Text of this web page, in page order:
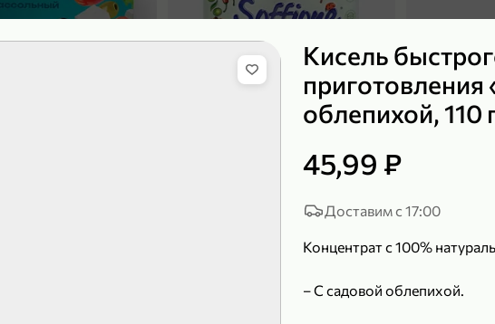
Кисель
приготовления
облепихой, 110
45,99 ₽
Доставим с 17:00
Концентрат с 100%
– С садовой облепихой.
120 г
Полотенца бумажные «Soffione» MENU, 2 рулона, 120 г
219,99 ₽
4,9